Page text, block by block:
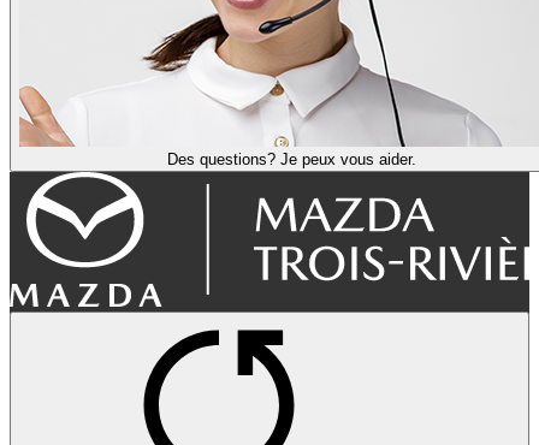
Des questions? Je peux vous aider.